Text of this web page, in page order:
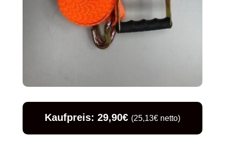
Kaufpreis: 29,90€ (25,13€ netto)